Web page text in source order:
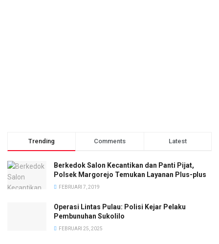
Trending Comments Latest
Berkedok Salon Kecantikan dan Panti Pijat,
Polsek Margorejo Temukan Layanan Plus-plus
FEBRUARI 7, 2019
Operasi Lintas Pulau: Polisi Kejar Pelaku
Pembunuhan Sukolilo
FEBRUARI 25, 2025